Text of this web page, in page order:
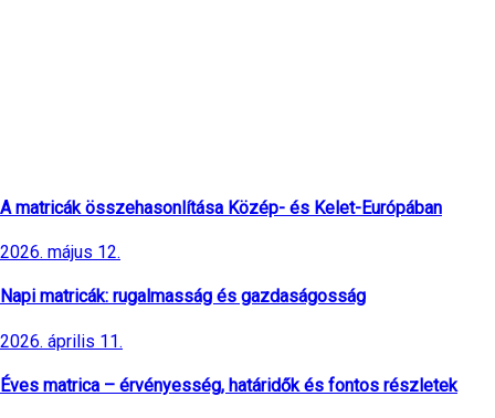
A matricák összehasonlítása Közép- és Kelet-Európában
2026. május 12.
Napi matricák: rugalmasság és gazdaságosság
2026. április 11.
Éves matrica – érvényesség, határidők és fontos részletek